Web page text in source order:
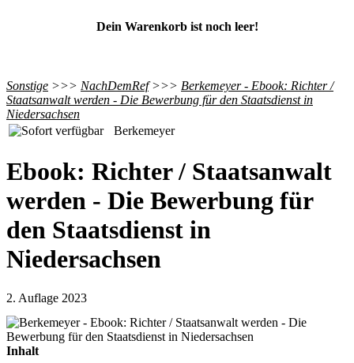
Dein Warenkorb ist noch leer!
Sonstige >>> NachDemRef>>> Berkemeyer - Ebook: Richter /
Staatsanwalt werden - Die Bewerbung für den Staatsdienst in
Niedersachsen
Berkemeyer
Ebook: Richter / Staatsanwalt
werden - Die Bewerbung für
den Staatsdienst in
Niedersachsen
2. Auflage 2023
Inhalt